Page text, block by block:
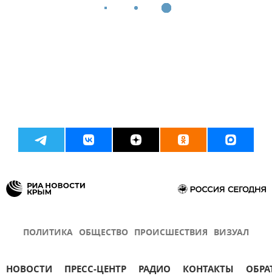
ПОЛИТИКА ОБЩЕСТВО ПРОИСШЕСТВИЯ ВИЗУАЛ
НОВОСТИ ПРЕСС-ЦЕНТР РАДИО КОНТАКТЫ